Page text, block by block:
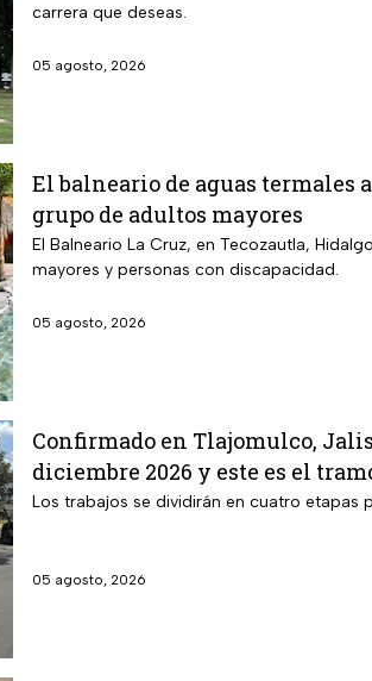
carrera que deseas.
05 agosto, 2026
El balneario de aguas termales
grupo de adultos mayores
El Balneario La Cruz, en Tecozautla,
mayores y personas con discapacidad.
05 agosto, 2026
Confirmado en Tlajomulco,
diciembre 2026 y este es el
Los trabajos se dividirán en cuatro etapas
05 agosto, 2026